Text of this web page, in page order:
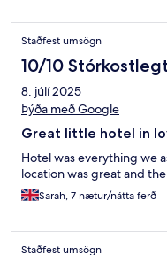
Staðfest umsögn
10/10 Stórkostlegt
8. júlí 2025
Þýða með Google
Great little hotel in
Hotel was everything we
location was great and
Sarah, 7 nætur/nátta ferð
Staðfest umsögn